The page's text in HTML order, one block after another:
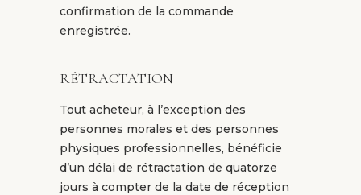
confirmation de la commande
enregistrée.
RÉTRACTATION
Tout acheteur, à l’exception des
personnes morales et des personnes
physiques professionnelles, bénéficie
d’un délai de rétractation de quatorze
jours à compter de la date de réception